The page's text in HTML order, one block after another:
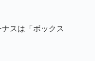
スは「ボックス